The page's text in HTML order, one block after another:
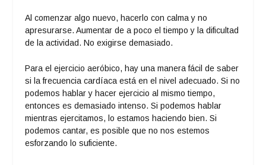
Al comenzar algo nuevo, hacerlo con calma y no
apresurarse. Aumentar de a poco el tiempo y la dificultad
de la actividad. No exigirse demasiado.
Para el ejercicio aeróbico, hay una manera fácil de saber
si la frecuencia cardíaca está en el nivel adecuado. Si no
podemos hablar y hacer ejercicio al mismo tiempo,
entonces es demasiado intenso. Si podemos hablar
mientras ejercitamos, lo estamos haciendo bien. Si
podemos cantar, es posible que no nos estemos
esforzando lo suficiente.